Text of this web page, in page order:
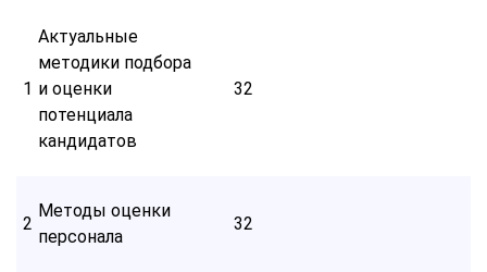
1
Актуальные
методики подбора
и оценки
потенциала
кандидатов
32
2
Методы оценки
персонала
32